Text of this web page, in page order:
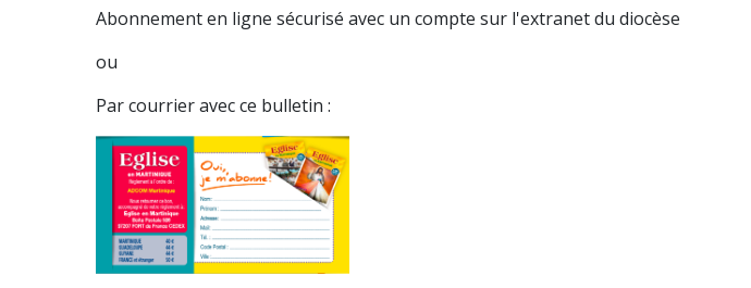
Abonnement en ligne sécurisé avec un compte sur l'extranet du diocèse
ou
Par courrier avec ce bulletin :